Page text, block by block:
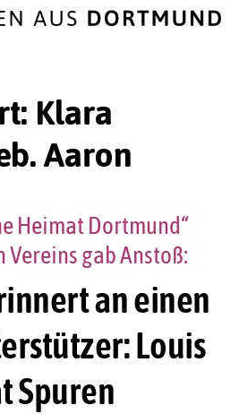
Klara
Aaron
an einen
Louis
Spuren
Heimat Dortmund“
Vereins gab Anstoß: